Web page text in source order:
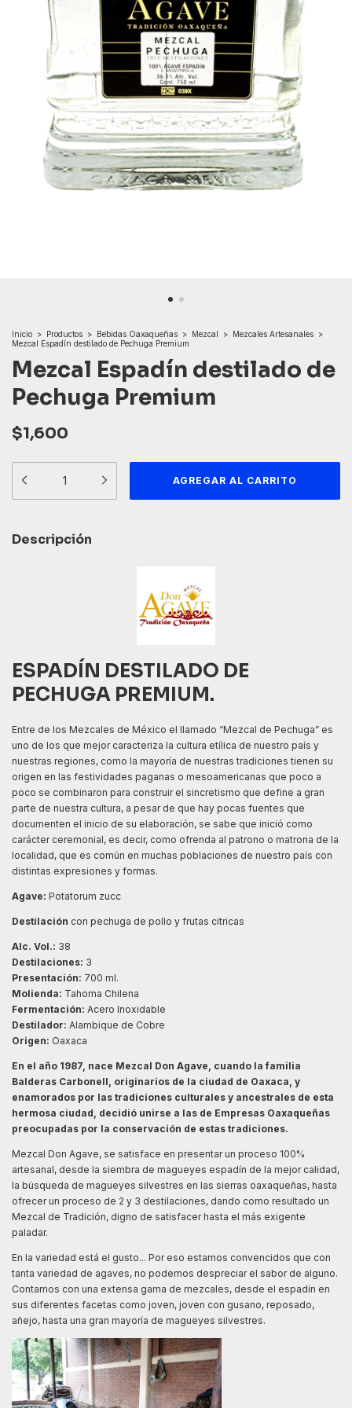
Inicio > Productos > Bebidas Oaxaqueñas > Mezcal > Mezcales Artesanales >
Mezcal Espadín destilado de Pechuga Premium
Mezcal Espadín destilado de
Pechuga Premium
$1,600
Descripción
ESPADÍN DESTILADO DE
PECHUGA PREMIUM.
Entre de los Mezcales de México el llamado “Mezcal de Pechuga” es
uno de los que mejor caracteriza la cultura etílica de nuestro país y
nuestras regiones, como la mayoría de nuestras tradiciones tienen su
origen en las festividades paganas o mesoamericanas que poco a
poco se combinaron para construir el sincretismo que define a gran
parte de nuestra cultura, a pesar de que hay pocas fuentes que
documenten el inicio de su elaboración, se sabe que inició como
carácter ceremonial, es decir, como ofrenda al patrono o matrona de la
localidad, que es común en muchas poblaciones de nuestro país con
distintas expresiones y formas.
Agave: Potatorum zucc
Destilación con pechuga de pollo y frutas citricas
Alc. Vol.: 38
Destilaciones: 3
Presentación: 700 ml.
Molienda: Tahoma Chilena
Fermentación: Acero Inoxidable
Destilador: Alambique de Cobre
Origen: Oaxaca
En el año 1987, nace Mezcal Don Agave, cuando la familia
Balderas Carbonell, originarios de la ciudad de Oaxaca, y
enamorados por las tradiciones culturales y ancestrales de esta
hermosa ciudad, decidió unirse a las de Empresas Oaxaqueñas
preocupadas por la conservación de estas tradiciones.
Mezcal Don Agave, se satisface en presentar un proceso 100%
artesanal, desde la siembra de magueyes espadín de la mejor calidad,
la búsqueda de magueyes silvestres en las sierras oaxaqueñas, hasta
ofrecer un proceso de 2 y 3 destilaciones, dando como resultado un
Mezcal de Tradición, digno de satisfacer hasta el más exigente
paladar.
En la variedad está el gusto... Por eso estamos convencidos que con
tanta variedad de agaves, no podemos despreciar el sabor de alguno.
Contamos con una extensa gama de mezcales, desde el espadín en
sus diferentes facetas como joven, joven con gusano, reposado,
añejo, hasta una gran mayoría de magueyes silvestres.